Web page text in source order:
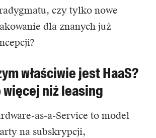
czy tylko nowe
dla znanych już
właściwie jest HaaS?
więcej niż leasing
as-a-Service to model
na subskrypcji,